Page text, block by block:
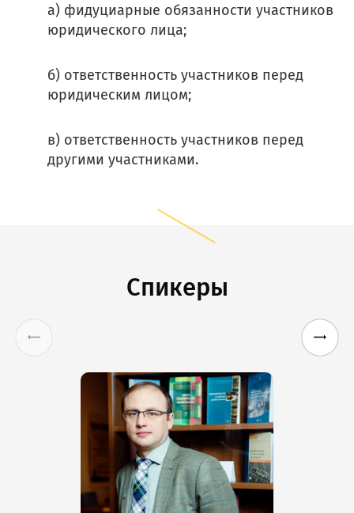
а) фидуциарные обязанности участников
юридического лица;
б) ответственность участников перед
юридическим лицом;
в) ответственность участников перед
другими участниками.
Спикеры